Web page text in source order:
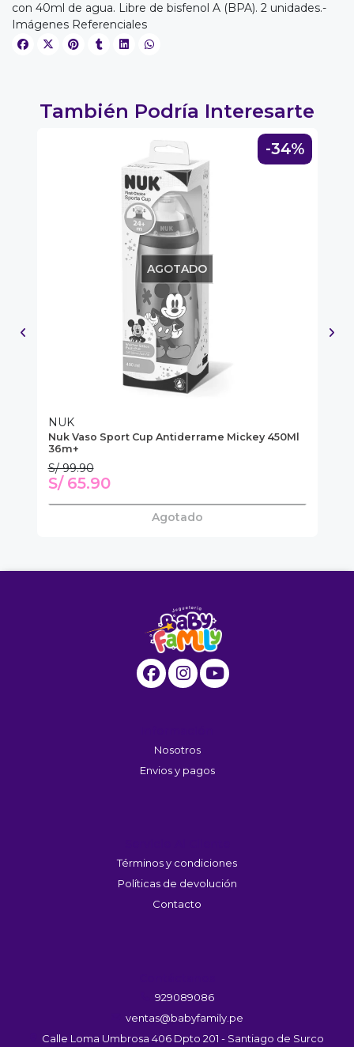
con 40ml de agua. Libre de bisfenol A (BPA). 2 unidades.-
Imágenes Referenciales
También Podría Interesarte
-34%
AGOTADO
NUK
Nuk Vaso Sport Cup Antiderrame Mickey 450Ml
36m+
S/ 99.90
S/ 65.90
Agotado
Nosotros
Envios y pagos
Términos y condiciones
Políticas de devolución
Contacto
929089086
ventas@babyfamily.pe
Calle Loma Umbrosa 406 Dpto 201 - Santiago de Surco